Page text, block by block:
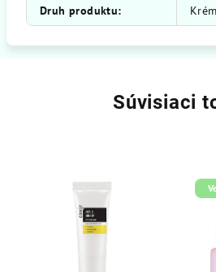
Druh produktu:
Súvisiaci